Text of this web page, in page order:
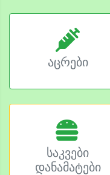
აცრები
საკვები
დანამატები